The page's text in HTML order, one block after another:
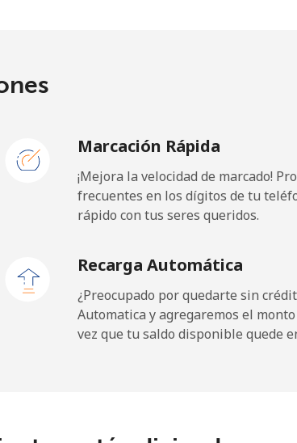
Marcación Rápida
¡Mejora la velocidad de marcado!
frecuentes en los dígitos de tu
rápido con tus seres queridos.
Recarga Automática
¿Preocupado por quedarte sin
Automatica y agregaremos el
vez que tu saldo disponible quede